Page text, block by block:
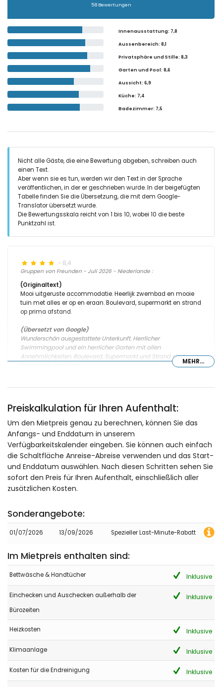
58 Bewertungen
Innenausstattung: 7,8
Aussenbereich: 8,1
Privatsphäre und Stille: 8,3
Garten und Pool: 8,6
Aussicht: 6,9
Küche: 7,4
Badezimmer: 7,5
Nicht alle Gäste, die eine Bewertung abgeben, schreiben auch
einen Text.
Aber wenn sie es tun, werden wir den Text in der Sprache
veröffentlichen, in der er geschrieben wurde. In der beigefügten
Tabelle finden Sie die Übersetzung, die mit dem Google-
Translator übersetzt wurde.
Die Bewertungsskala reicht von 1 bis 10, wobei 10 die beste
Punktzahl ist.
- 8,4
Gruppen von Freunden - Juli 2026 - Niederlande :
(Originaltext)
Mooi uitgeruste accommodatie. Heerlijk zwembad en mooie
tuin met alles er op en eraan. Boulevard, supermarkt en strand
op prima afstand.
(Übersetzt von Google)
Wunderschön ausgestattete Unterkunft. Herrlicher
Swimmingpool und ein herrlicher Garten mit allen
Annehmlichkeiten. Boulevard, Supermarkt und Strand sind
- 8,0
Gruppen von Freunden - Januar 2026 - Niederlande :
(Originaltext)
Nice house
(Übersetzt von Google)
Schönes Haus
(Originaltext)
Allez-y les yeux fermés!
Zögern Sie nicht und wagen Sie es!
- 8,3
Der Baulärm von den neuen Häusern hat wenig gestört. Hat
jedoch die Aussicht verschlechtert
- 8,0
- September 2024 - Schweiz :
(Originaltext)
MEHR...
Preiskalkulation für Ihren Aufenthalt:
Um den Mietpreis genau zu berechnen, können Sie das
Anfangs- und Enddatum in unserem
Verfügbarkeitskalender eingeben. Sie können auch einfach
die Schaltfläche Anreise-Abreise verwenden und das Start-
und Enddatum auswählen. Nach diesen Schritten sehen Sie
sofort den Preis für Ihren Aufenthalt, einschließlich aller
zusätzlichen Kosten.
Sonderangebote:
01/07/2026 13/09/2026 Spezieller Last-Minute-Rabatt
Im Mietpreis enthalten sind:
Bettwäsche & Handtücher Inklusive
Einchecken und Auschecken außerhalb der
Bürozeiten
Inklusive
Heizkosten Inklusive
Klimaanlage Inklusive
Kosten für die Endreinigung Inklusive